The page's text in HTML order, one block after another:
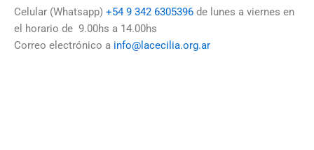
Celular (Whatsapp) +54 9 342 6305396 de lunes a viernes en
el horario de 9.00hs a 14.00hs
Correo electrónico a info@lacecilia.org.ar